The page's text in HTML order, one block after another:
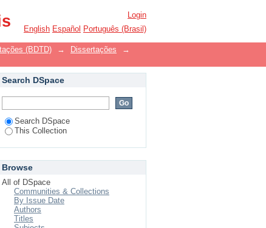
oralidade para o
Login
English Español Português (Brasil)
(BDTD) → Dissertações
→
Search DSpace
Search DSpace
This Collection
Browse
All of DSpace
Communities & Collections
By Issue Date
Authors
Titles